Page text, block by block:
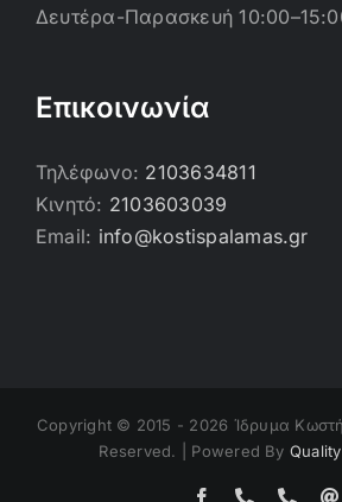
Δευτέρα-Παρασκευή
Επικοινωνία
Τηλέφωνο: 2103634811
Κινητό: 2103603039
Email: info@kostispalamas.gr
Copyright © 2015 - 2026 Ίδρυμα
Reserved. | Powered By
FacebookΤηλέφωνο